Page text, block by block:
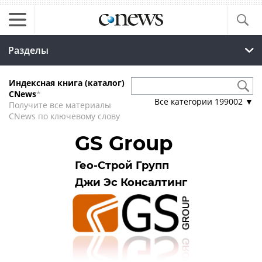
Разделы
Индексная книга (каталог)
CNews*
Получите все материалы
CNews по ключевому слову
Все категории 199002 ▼
GS Group
Гео-Строй Групп
Джи Эс Консалтинг